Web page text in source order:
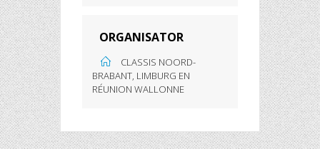
ORGANISATOR
CLASSIS NOORD-
BRABANT, LIMBURG EN
RÉUNION WALLONNE